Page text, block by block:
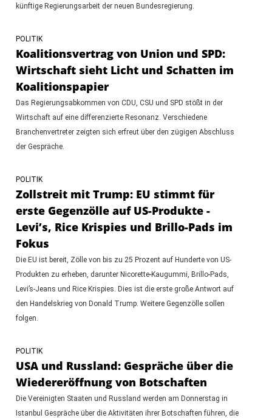
künftige Regierungsarbeit der neuen Bundesregierung.
POLITIK
Koalitionsvertrag von Union und SPD:
Wirtschaft sieht Licht und Schatten im
Koalitionspapier
Das Regierungsabkommen von CDU, CSU und SPD stößt in der
Wirtschaft auf eine differenzierte Resonanz. Verschiedene
Branchenvertreter zeigten sich erfreut über den zügigen Abschluss
der Gespräche.
POLITIK
Zollstreit mit Trump: EU stimmt für
erste Gegenzölle auf US-Produkte -
Levi’s, Rice Krispies und Brillo-Pads im
Fokus
Die EU ist bereit, Zölle von bis zu 25 Prozent auf Hunderte von US-
Produkten zu erheben, darunter Nicorette-Kaugummi, Brillo-Pads,
Levi’s-Jeans und Rice Krispies. Dies ist die erste große Antwort auf
den Handelskrieg von Donald Trump. Weitere Gegenzölle sollen
folgen.
POLITIK
USA und Russland: Gespräche über die
Wiedereröffnung von Botschaften
Die Vereinigten Staaten und Russland werden am Donnerstag in
Istanbul Gespräche über die Aktivitäten ihrer Botschaften führen, die